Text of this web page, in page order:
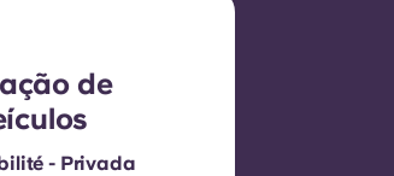
de
- Privada